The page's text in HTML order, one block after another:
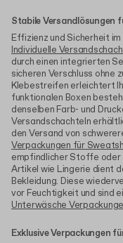
Stabile Versandlösungen
Effizienz und Sicherheit
Individuelle
durch einen integrierten
sicheren Verschluss ohne
Klebestreifen erleichtert
funktionalen Boxen
denselben Farb- und
Versandschachteln
den Versand von
Verpackungen für
empfindlicher Stoffe oder
Artikel wie Lingerie dient
Bekleidung. Diese
vor Feuchtigkeit und sind
Unterwäsche
Exklusive Verpackungen